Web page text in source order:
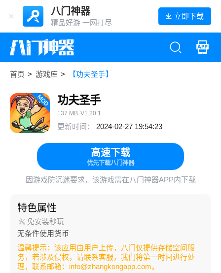
八门神器
精品好游 一网打尽
立即下载
首页 > 游戏库 > 【功夫圣手】
功夫圣手
137 MB V1.20.1
更新时间： 2024-02-27 19:54:23
高速下载
优先下载八门神器
因游戏防沉迷要求，该游戏需在八门神器APP内下载
特色属性
免安装秒玩
无条件使用货币
温馨提示：该应用由用户上传，八门仅提供存储空间服
务，若涉及侵权，请联系客服，我们将第一时间进行处
理，联系邮箱：info@zhangkongapp.com。